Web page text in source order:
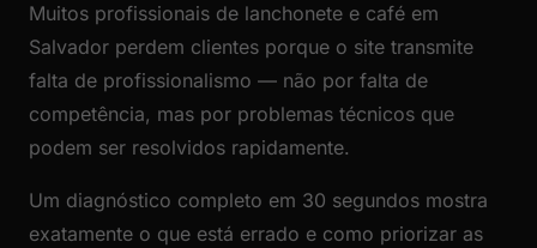
Muitos profissionais de lanchonete e café em
Salvador perdem clientes porque o site transmite
falta de profissionalismo — não por falta de
competência, mas por problemas técnicos que
podem ser resolvidos rapidamente.
Um diagnóstico completo em 30 segundos mostra
exatamente o que está errado e como priorizar as